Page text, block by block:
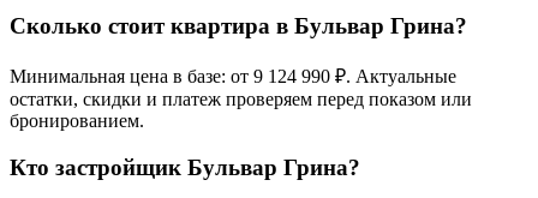
Сколько стоит квартира в Бульвар Грина?
Минимальная цена в базе: от 9 124 990 ₽. Актуальные
остатки, скидки и платеж проверяем перед показом или
бронированием.
Кто застройщик Бульвар Грина?